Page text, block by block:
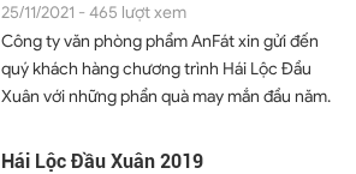
thế giới. Thế giới giấy in vẫn biến động không
ngừng vì khan hiếm nhiên liệu. GIÁ GIẤY
NGÀY CÀNG TĂNG, không riêng GIẤY IN mà
các văn phòng phẩm khác liên quan...
25/11/2021 - 465 lượt xem
Công ty văn phòng phẩm AnFát xin gửi đến
quý khách hàng chương trình Hái Lộc Đầu
Xuân với những phẩn quà may mắn đầu năm.
Không khí Tết đã dần qua, chúng ta lại bắt
Hái Lộc Đầu Xuân 2019